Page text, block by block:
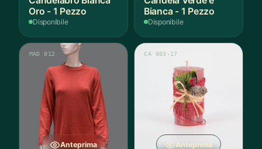
Oro - 1 Pezzo
Disponibile
Bianca - 1 Pezzo
Disponibile
Anteprima
MAD 012
Anteprima
CA 003-17